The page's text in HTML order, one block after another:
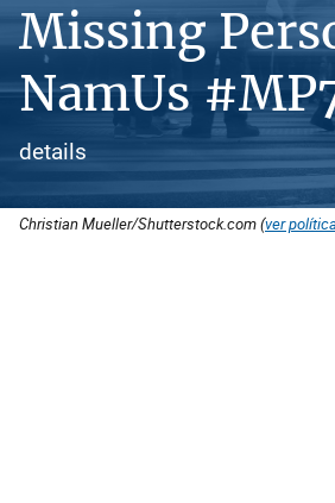
Missing
NamUs
details
Christian Mueller/Shutterstock.com (ver